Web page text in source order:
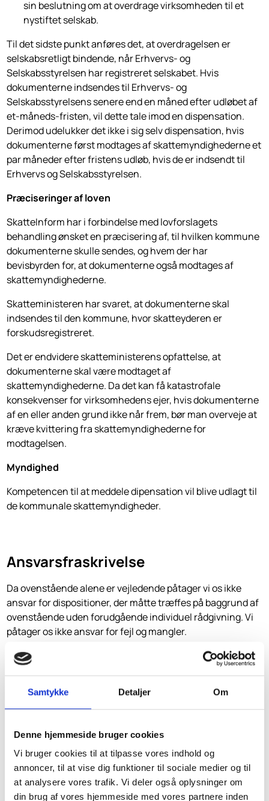
Samtykke Detaljer Om
Denne hjemmeside bruger cookies
Vi bruger cookies til at tilpasse vores indhold og
annoncer, til at vise dig funktioner til sociale medier og til
at analysere vores trafik. Vi deler også oplysninger om
din brug af vores hjemmeside med vores partnere inden
sin beslutning om at overdrage virksomheden til et
nystiftet selskab.
Til det sidste punkt anføres det, at overdragelsen er
selskabsretligt bindende, når Erhvervs- og
Selskabsstyrelsen har registreret selskabet. Hvis
dokumen­terne indsendes til Erhvervs- og
Selskabsstyrelsens senere end en måned efter udløbet af
et-måneds-fristen, vil dette tale imod en dispensation.
Derimod udelukker det ikke i sig selv dispensation, hvis
dokumenterne først modtages af skattemyndighederne et
par måneder efter fristens udløb, hvis de er indsendt til
Erhvervs og Selskabsstyrelsen.
Præciseringer af loven
SkatteInform har i forbindelse med lovforslagets
behandling ønsket en præcisering af, til hvilken kommune
dokumenterne skulle sendes, og hvem der har
bevisbyrden for, at dokumenterne også modtages af
skattemyndig­hederne.
Skatteministeren har svaret, at dokumenterne skal
indsendes til den kommune, hvor skatteyderen er
forskudsregistreret.
Det er endvidere skatteministerens opfattelse, at
dokumenterne skal være modtaget af
skattemyndighederne. Da det kan få katastrofale
konsekvenser for virksomhedens ejer, hvis dokumenterne
af en eller anden grund ikke når frem, bør man overveje at
kræve kvittering fra skattemyndighederne for
modtagelsen.
Myndighed
Kompetencen til at meddele dipensation vil blive udlagt til
de kommunale skattemyndigheder.
Ansvarsfraskrivelse
Da ovenstående alene er vejledende påtager vi os ikke
ansvar for dispositioner, der måtte træffes på baggrund af
ovenstående uden forudgående individuel rådgivning. Vi
påtager os ikke ansvar for fejl og mangler.
Personer som tilbyder dette
service område